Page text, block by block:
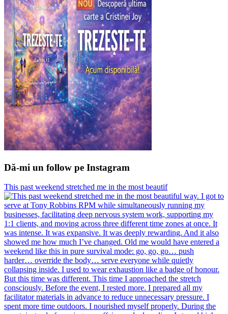
Dă-mi un follow pe Instagram
This past weekend stretched me in the most beautif